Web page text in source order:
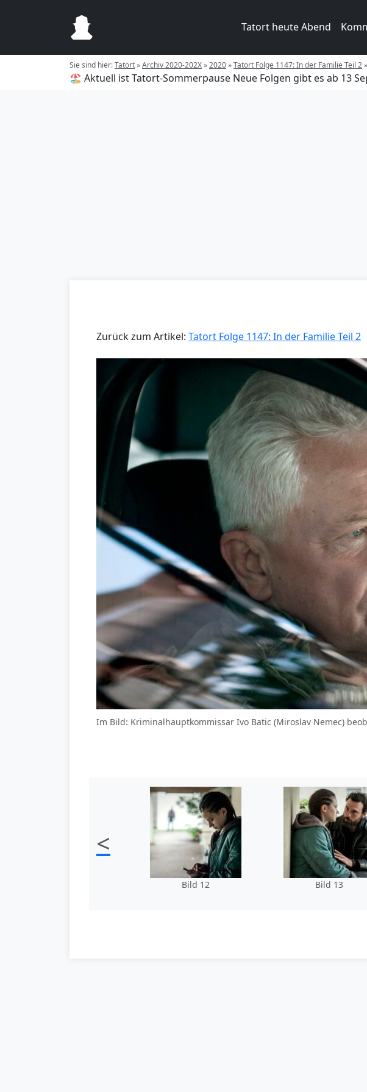
Tatort heute Abend
Sie sind hier:Tatort»Archiv 2020-202X»2020»Tatort Folge 1147: In der Familie Teil 2»
🏖️ Aktuell ist Tatort-Sommerpause Neue Folgen gibt es ab 13
Zurück zum Artikel: Tatort Folge 1147: In der Familie Teil 2
Im Bild: Kriminalhauptkommissar Ivo Batic (Miroslav Nemec)
<
Bild 12 Bild 13